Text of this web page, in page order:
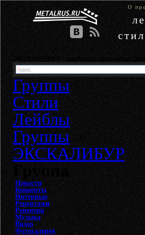
О
ЭКСКАЛИБУР - альбомы, концерты,
Группы
Стили
Лейблы
Группы»
ЭКСКАЛИБУР
Группа
Новости
Концерты
Интервью
Репортажи
Рецензии
Музыка
Видео
Фотогалерея